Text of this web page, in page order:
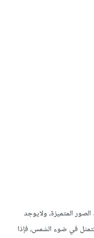
المتميزة، ولايوجد
في ضوء الشمس، فإذا